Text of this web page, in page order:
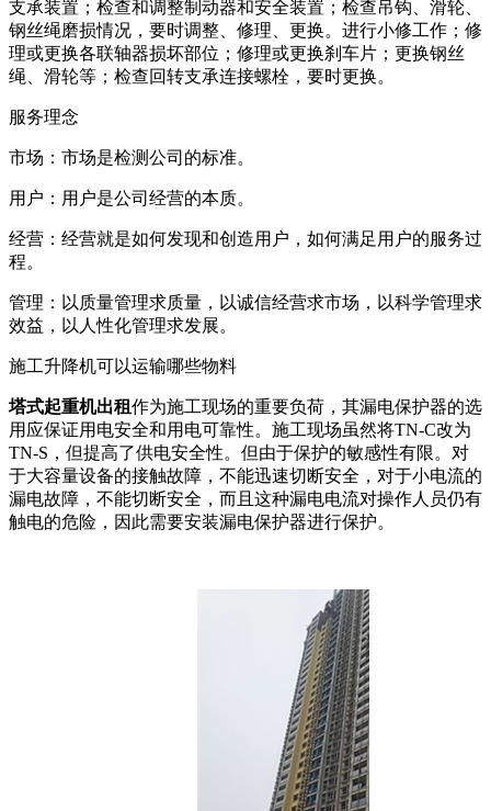
支承装置；检查和调整制动器和安全装置；检查吊钩、滑轮、
钢丝绳磨损情况，要时调整、修理、更换。进行小修工作；修
理或更换各联轴器损坏部位；修理或更换刹车片；更换钢丝
绳、滑轮等；检查回转支承连接螺栓，要时更换。
服务理念
市场：市场是检测公司的标准。
用户：用户是公司经营的本质。
经营：经营就是如何发现和创造用户，如何满足用户的服务过
程。
管理：以质量管理求质量，以诚信经营求市场，以科学管理求
效益，以人性化管理求发展。
施工升降机可以运输哪些物料
塔式起重机出租作为施工现场的重要负荷，其漏电保护器的选
用应保证用电安全和用电可靠性。施工现场虽然将TN-C改为
TN-S，但提高了供电安全性。但由于保护的敏感性有限。对
于大容量设备的接触故障，不能迅速切断安全，对于小电流的
漏电故障，不能切断安全，而且这种漏电电流对操作人员仍有
触电的危险，因此需要安装漏电保护器进行保护。